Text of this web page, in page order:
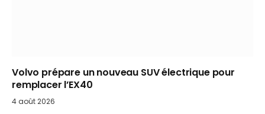
Volvo prépare un nouveau SUV électrique pour
remplacer l’EX40
4 août 2026